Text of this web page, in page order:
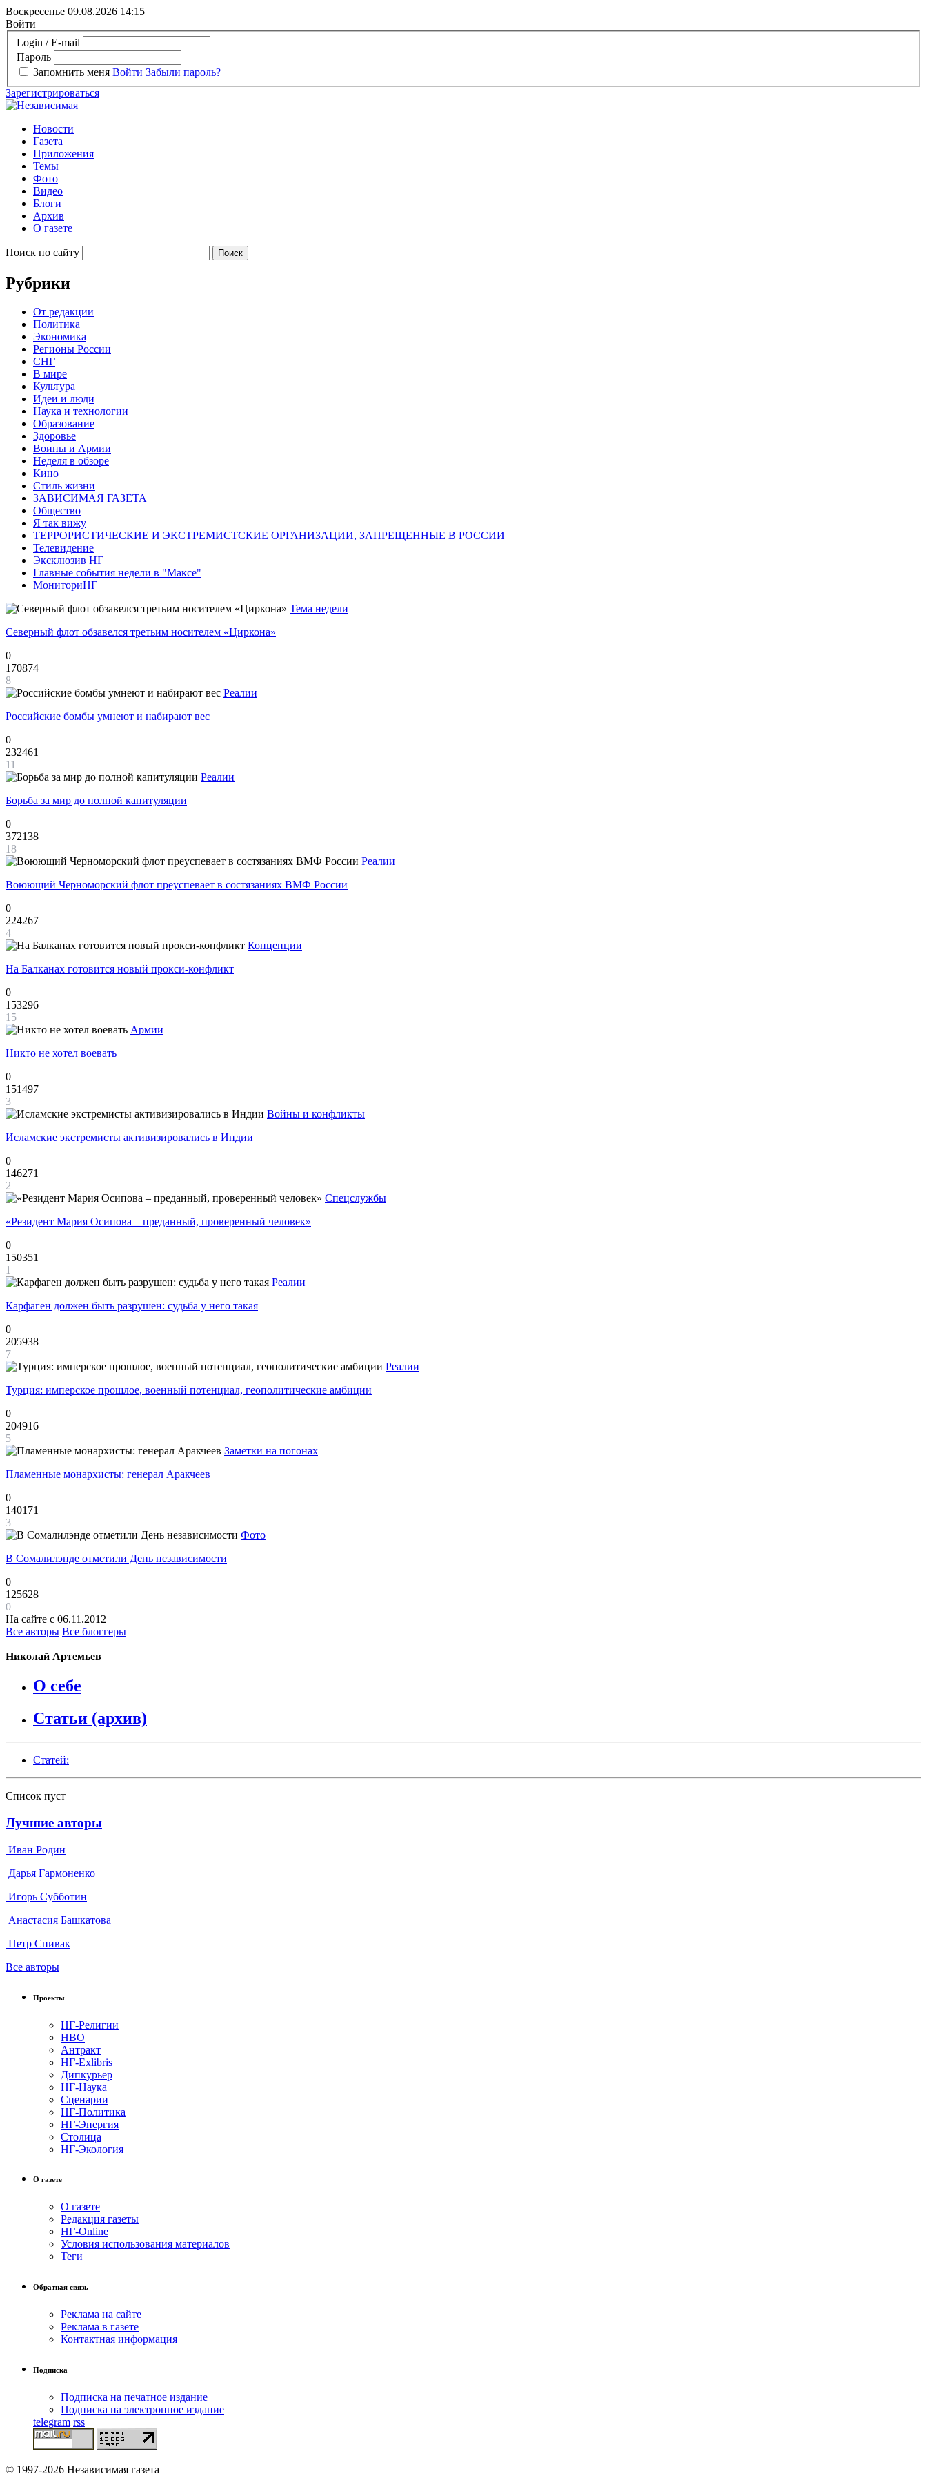
Воскресенье 09.08.2026 14:15
Войти
Login / E-mail
Пароль
Запомнить меня Войти Забыли пароль?
Зарегистрироваться
Новости
Газета
Приложения
Темы
Фото
Видео
Блоги
Архив
О газете
Поиск по сайту
Рубрики
От редакции
Политика
Экономика
Регионы России
СНГ
В мире
Культура
Идеи и люди
Наука и технологии
Образование
Здоровье
Воины и Армии
Неделя в обзоре
Кино
Стиль жизни
ЗАВИСИМАЯ ГАЗЕТА
Общество
Я так вижу
ТЕРРОРИСТИЧЕСКИЕ И ЭКСТРЕМИСТСКИЕ ОРГАНИЗАЦИИ, ЗАПРЕЩЕННЫЕ В РОССИИ
Телевидение
Эксклюзив НГ
Главные события недели в "Максе"
МониториНГ
Тема недели
Северный флот обзавелся третьим носителем «Циркона»
0
170874
8
Реалии
Российские бомбы умнеют и набирают вес
0
232461
11
Реалии
Борьба за мир до полной капитуляции
0
372138
18
Реалии
Воюющий Черноморский флот преуспевает в состязаниях ВМФ России
0
224267
4
Концепции
На Балканах готовится новый прокси-конфликт
0
153296
15
Армии
Никто не хотел воевать
0
151497
3
Войны и конфликты
Исламские экстремисты активизировались в Индии
0
146271
2
Спецслужбы
«Резидент Мария Осипова – преданный, проверенный человек»
0
150351
1
Реалии
Карфаген должен быть разрушен: судьба у него такая
0
205938
7
Реалии
Турция: имперское прошлое, военный потенциал, геополитические амбиции
0
204916
5
Заметки на погонах
Пламенные монархисты: генерал Аракчеев
0
140171
3
Фото
В Сомалилэнде отметили День независимости
0
125628
0
На сайте с 06.11.2012
Все авторы Все блоггеры
Николай Артемьев
О себе
Статьи (архив)
Статей:
Список пуст
Лучшие авторы
Иван Родин
Дарья Гармоненко
Игорь Субботин
Анастасия Башкатова
Петр Спивак
Все авторы
Проекты
НГ-Религии
НВО
Антракт
НГ-Exlibris
Дипкурьер
НГ-Наука
Сценарии
НГ-Политика
НГ-Энергия
Столица
НГ-Экология
О газете
О газете
Редакция газеты
НГ-Online
Условия использования материалов
Теги
Обратная связь
Реклама на сайте
Реклама в газете
Контактная информация
Подписка
Подписка на печатное издание
Подписка на электронное издание
telegram rss
© 1997-2026 Независимая газета